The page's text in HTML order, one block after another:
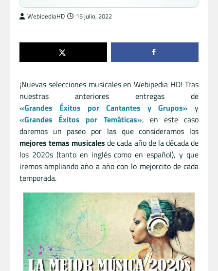
WebipediaHD 15 julio, 2022
¡Nuevas selecciones musicales en Webipedia HD! Tras
nuestras anteriores entregas de
«Grandes Éxitos por Cantantes y Grupos» y
«Grandes Éxitos por Temáticas», en este caso
daremos un paseo por las que consideramos los
mejores temas musicales de cada año de la década de
los 2020s (tanto en inglés como en español), y que
iremos ampliando año a año con lo mejorcito de cada
temporada.